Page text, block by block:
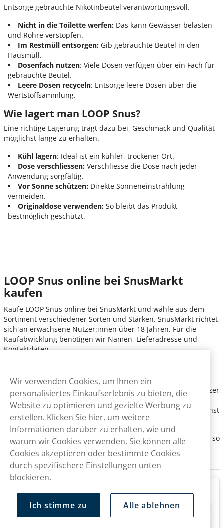
Entsorge gebrauchte Nikotinbeutel verantwortungsvoll.
Nicht in die Toilette werfen: Das kann Gewässer belasten
und Rohre verstopfen.
Im Restmüll entsorgen: Gib gebrauchte Beutel in den
Hausmüll.
Dosenfach nutzen: Viele Dosen verfügen über ein Fach für
gebrauchte Beutel.
Leere Dosen recyceln: Entsorge leere Dosen über die
Wertstoffsammlung.
Wie lagert man LOOP Snus?
Eine richtige Lagerung trägt dazu bei, Geschmack und Qualität
möglichst lange zu erhalten.
Kühl lagern: Ideal ist ein kühler, trockener Ort.
Dose verschliessen: Verschliesse die Dose nach jeder
Anwendung sorgfältig.
Vor Sonne schützen: Direkte Sonneneinstrahlung
vermeiden.
Originaldose verwenden: So bleibt das Produkt
bestmöglich geschützt.
LOOP Snus online bei SnusMarkt
kaufen
Kaufe LOOP Snus online bei SnusMarkt und wähle aus dem
Sortiment verschiedener Sorten und Stärken. SnusMarkt richtet
sich an erwachsene Nutzer:innen über 18 Jahren. Für die
Kaufabwicklung benötigen wir Namen, Lieferadresse und
Kontaktdaten.
Versand & Lieferung
Wir liefern aus unserem Lager in der Schweiz mit der Schweizer
Post. Der Versand ist kostenlos und deine Bestellung wird am
nächsten Werktag zugestellt, wenn sie vor 15 Uhr eingeht, sonst
am nächsten oder übernächsten Werktag.
Bitte beachte, dass bei allen Bestellungen eine Altersprüfung so
wie eine Unterschrift bei der Zustellung erforderlich sind.
Ist LOOP Snus in der Schweiz erhältlich?
Wir verwenden Cookies, um Ihnen ein
personalisiertes Einkaufserlebnis zu bieten, die
Website zu optimieren und gezielte Werbung zu
erstellen. Klicken Sie hier, um weitere
Informationen darüber zu erhalten, wie und
warum wir Cookies verwenden. Sie können alle
Cookies akzeptieren oder bestimmte Cookies
durch spezifischere Einstellungen unten
blockieren.
Ich stimme zu Alle ablehnen